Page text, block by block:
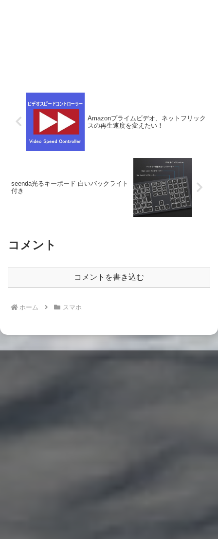
Amazonプライムビデオ、ネットフリック
スの再生速度を変えたい！
seenda光るキーボード 白いバックライト
付き
コメント
コメントを書き込む
ホーム スマホ